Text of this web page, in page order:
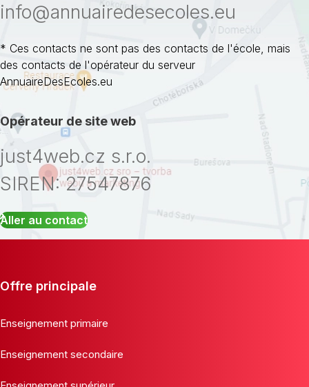
info@annuairedesecoles.eu
* Ces contacts ne sont pas des contacts de l'école, mais
des contacts de l'opérateur du serveur
AnnuaireDesEcoles.eu
Opérateur de site web
just4web.cz s.r.o.
SIREN: 27547876
Aller au contact
Offre principale
Enseignement primaire
Enseignement secondaire